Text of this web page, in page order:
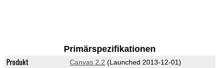
Primärspezifikationen
Produkt Canvas 2.2 (Launched 2013-12-01)